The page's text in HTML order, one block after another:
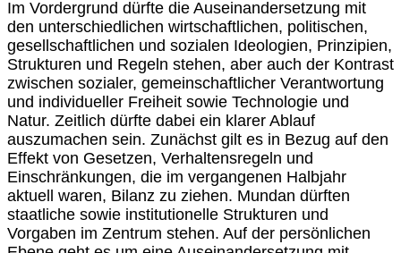
Im Vordergrund dürfte die Auseinandersetzung mit
den unterschiedlichen wirtschaftlichen, politischen,
gesellschaftlichen und sozialen Ideologien, Prinzipien,
Strukturen und Regeln stehen, aber auch der Kontrast
zwischen sozialer, gemeinschaftlicher Verantwortung
und individueller Freiheit sowie Technologie und
Natur. Zeitlich dürfte dabei ein klarer Ablauf
auszumachen sein. Zunächst gilt es in Bezug auf den
Effekt von Gesetzen, Verhaltensregeln und
Einschränkungen, die im vergangenen Halbjahr
aktuell waren, Bilanz zu ziehen. Mundan dürften
staatliche sowie institutionelle Strukturen und
Vorgaben im Zentrum stehen. Auf der persönlichen